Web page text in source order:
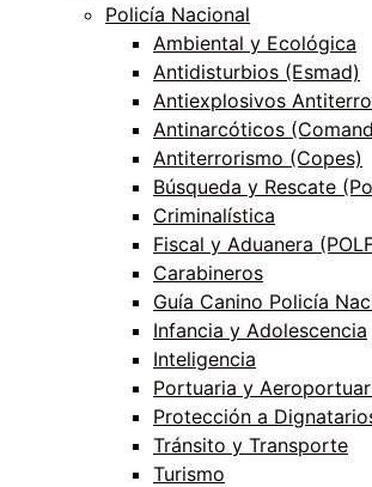
Policía Nacional
Ambiental y Ecológica
Antidisturbios (Esmad)
Antiexplosivos
Antinarcóticos
Antiterrorismo (Copes)
Búsqueda y Rescate
Criminalística
Fiscal y Aduanera
Carabineros
Guía Canino Policía
Infancia y Adolescencia
Inteligencia
Portuaria y
Protección a
Tránsito y Transporte
Turismo